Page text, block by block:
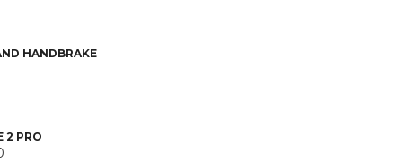
HANDBRAKE
2 PRO